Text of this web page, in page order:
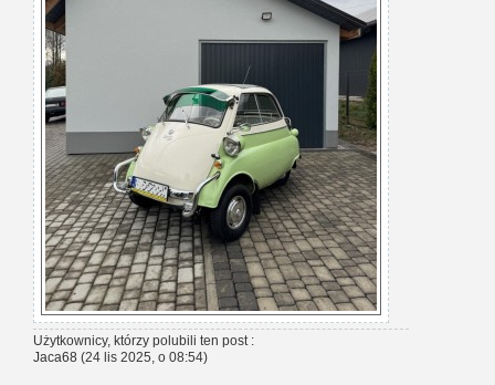
Użytkownicy, którzy polubili ten post :
Jaca68 (24 lis 2025, o 08:54)